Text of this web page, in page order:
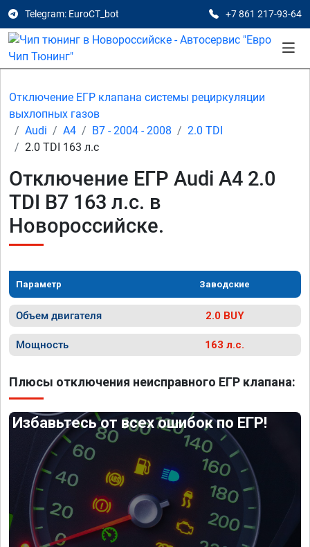
Telegram: EuroCT_bot +7 861 217-93-64
Отключение ЕГР клапана системы рециркуляции
выхлопных газов
Audi
A4 B7 - 2004 - 2008
2.0 TDI
2.0 TDI 163 л.с
Отключение ЕГР Audi A4 2.0
TDI B7 163 л.с. в
Новороссийске.
Параметр Заводские
Объем двигателя 2.0 BUY
Мощность 163 л.с.
Плюсы отключения неисправного ЕГР клапана:
Избавьтесь от всех ошибок по ЕГР!